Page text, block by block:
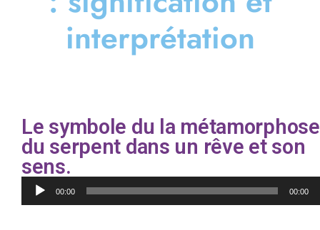
interprétation
Le symbole du la métamorphose
du serpent dans un rêve et son
sens.
Lecteur
audio00:00 00:00